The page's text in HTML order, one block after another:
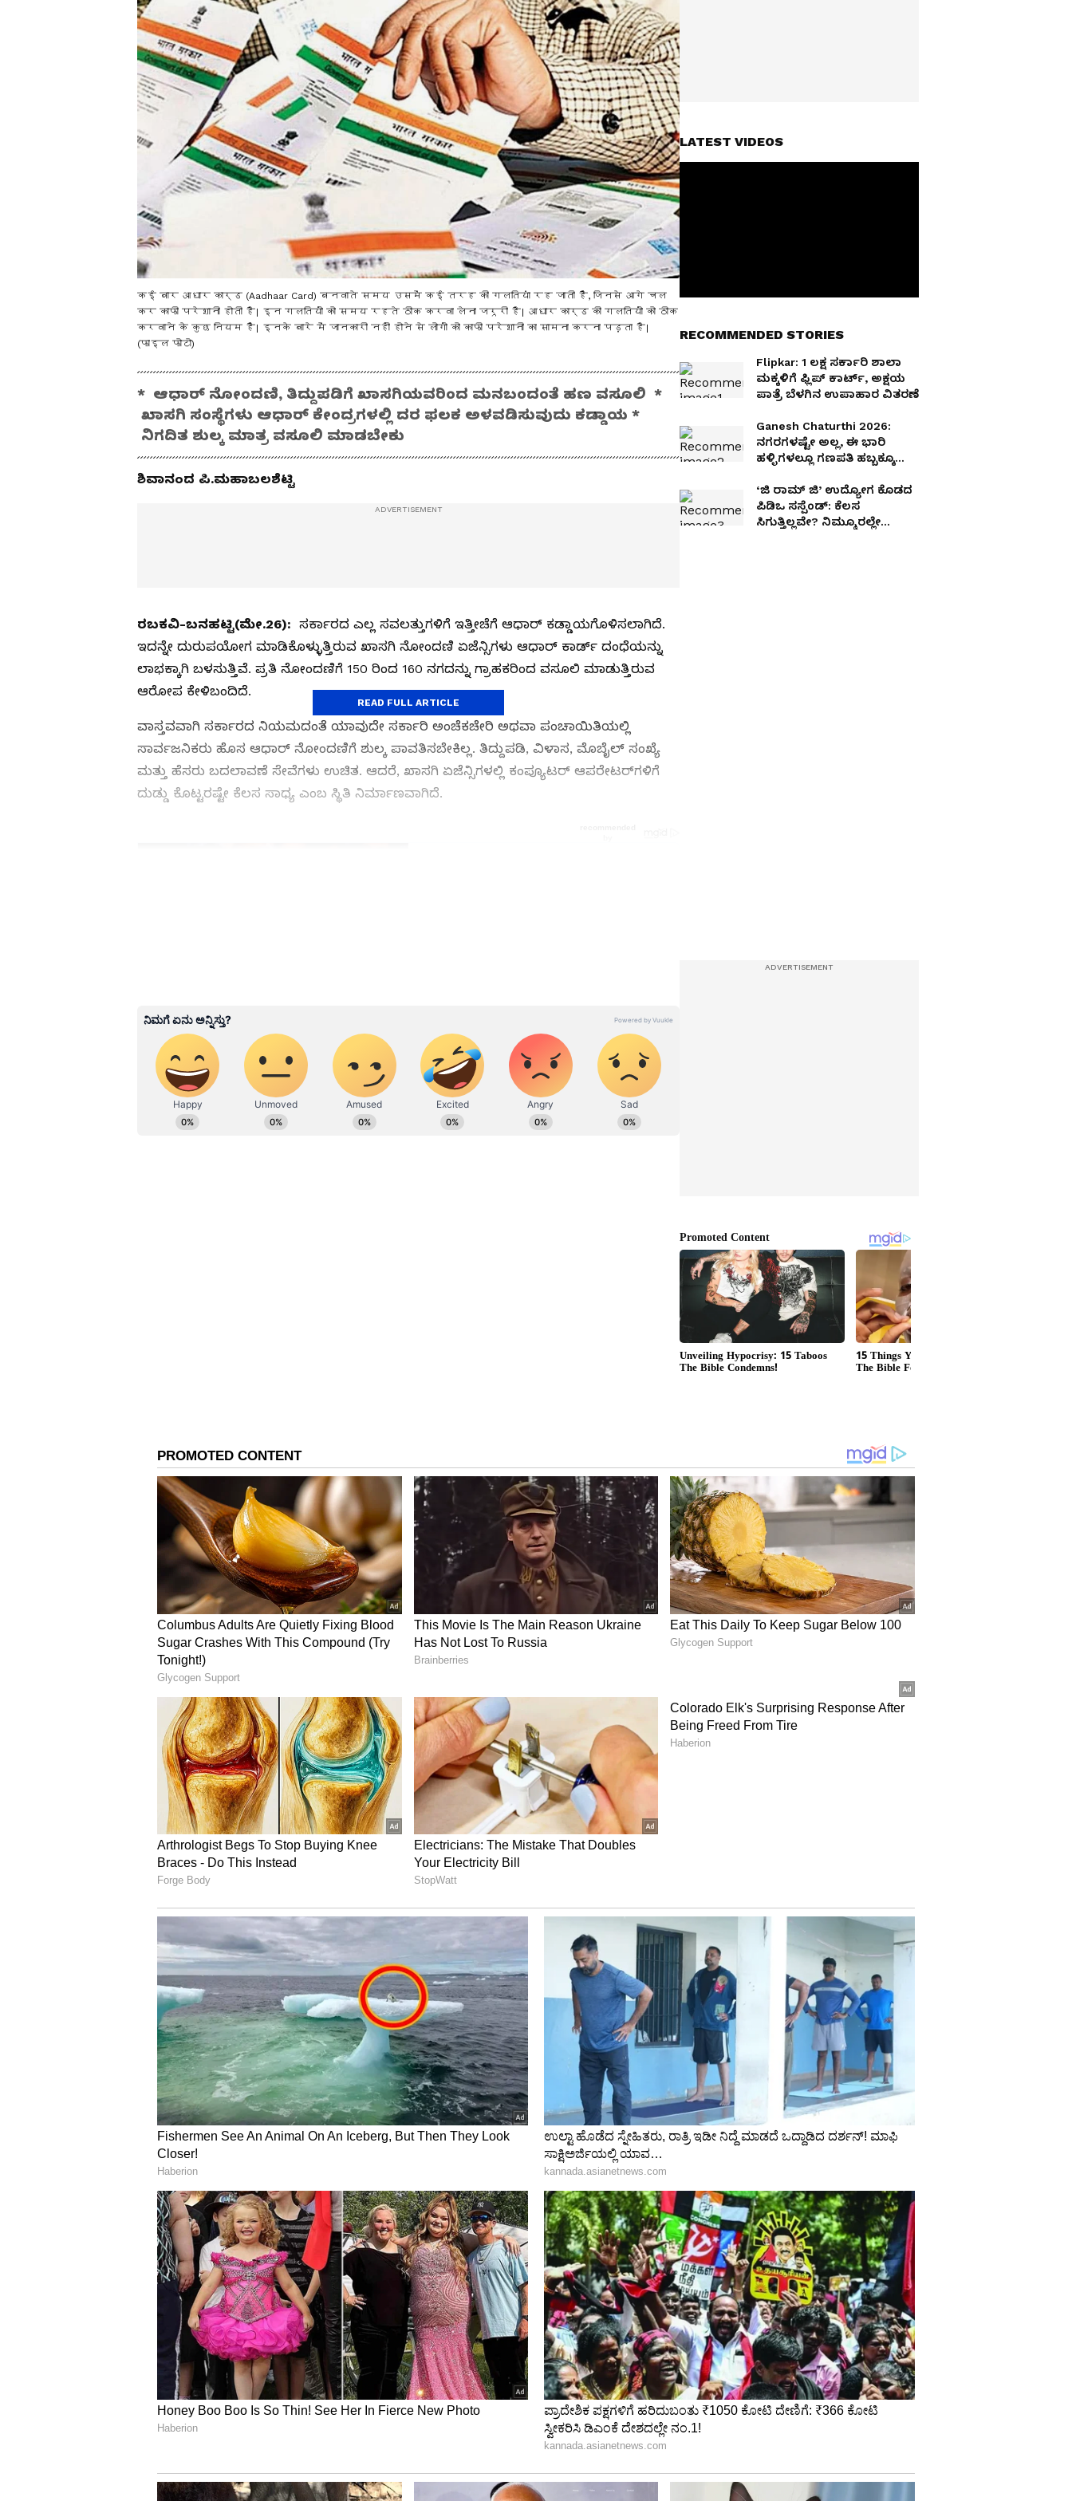
कई बार आधार कार्ड (Aadhaar Card) बनवाते समय उसमें कई तरह की गलतियां रह जाती हैं, जिनसे आगे चल
कर काफी परेशानी होती है। इन गलतियों को समय रहते ठीक करवा लेना जरूरी है। आधार कार्ड की गलतियों को ठीक
करवाने के कुछ नियम हैं। इनके बारे में जानकारी नहीं होने से लोगों को काफी परेशानी का सामना करना पड़ता है।
(फाइल फोटो)
* ಆಧಾರ್‌ ನೋಂದಣಿ, ತಿದ್ದುಪಡಿಗೆ ಖಾಸಗಿಯವರಿಂದ ಮನಬಂದಂತೆ ಹಣ ವಸೂಲಿ *
ಖಾಸಗಿ ಸಂಸ್ಥೆಗಳು ಆಧಾರ್‌ ಕೇಂದ್ರಗಳಲ್ಲಿ ದರ ಫಲಕ ಅಳವಡಿಸುವುದು ಕಡ್ಡಾಯ *
ನಿಗದಿತ ಶುಲ್ಕ ಮಾತ್ರ ವಸೂಲಿ ಮಾಡಬೇಕು
ಶಿವಾನಂದ ಪಿ.ಮಹಾಬಲಶೆಟ್ಟಿ
ರಬಕವಿ-ಬನಹಟ್ಟಿ(ಮೇ.26): ಸರ್ಕಾರದ ಎಲ್ಲ ಸವಲತ್ತುಗಳಿಗೆ ಇತ್ತೀಚೆಗೆ ಆಧಾರ್‌ ಕಡ್ಡಾಯಗೊಳಿಸಲಾಗಿದೆ.
ಇದನ್ನೇ ದುರುಪಯೋಗ ಮಾಡಿಕೊಳ್ಳುತ್ತಿರುವ ಖಾಸಗಿ ನೋಂದಣಿ ಏಜೆನ್ಸಿಗಳು ಆಧಾರ್‌ ಕಾರ್ಡ್‌ ದಂಧೆಯನ್ನು
ಲಾಭಕ್ಕಾಗಿ ಬಳಸುತ್ತಿವೆ. ಪ್ರತಿ ನೋಂದಣಿಗೆ 150 ರಿಂದ 160 ನಗದನ್ನು ಗ್ರಾಹಕರಿಂದ ವಸೂಲಿ ಮಾಡುತ್ತಿರುವ
ಆರೋಪ ಕೇಳಿಬಂದಿದೆ.
ವಾಸ್ತವವಾಗಿ ಸರ್ಕಾರದ ನಿಯಮದಂತೆ ಯಾವುದೇ ಸರ್ಕಾರಿ ಅಂಚೆಕಚೇರಿ ಅಥವಾ ಪಂಚಾಯಿತಿಯಲ್ಲಿ
ಸಾರ್ವಜನಿಕರು ಹೊಸ ಆಧಾರ್‌ ನೋಂದಣಿಗೆ ಶುಲ್ಕ ಪಾವತಿಸಬೇಕಿಲ್ಲ. ತಿದ್ದುಪಡಿ, ವಿಳಾಸ, ಮೊಬೈಲ್‌ ಸಂಖ್ಯೆ
ಮತ್ತು ಹೆಸರು ಬದಲಾವಣೆ ಸೇವೆಗಳು ಉಚಿತ. ಆದರೆ, ಖಾಸಗಿ ಏಜೆನ್ಸಿಗಳಲ್ಲಿ ಕಂಪ್ಯೂಟರ್‌ ಆಪರೇಟರ್‌ಗಳಿಗೆ
ದುಡ್ಡು ಕೊಟ್ಟರಷ್ಟೇ ಕೆಲಸ ಸಾಧ್ಯ ಎಂಬ ಸ್ಥಿತಿ ನಿರ್ಮಾಣವಾಗಿದೆ.
ಹಣ ವಸೂಲಾತಿ ಕುರಿತು ಪ್ರಶ್ನಿಸಿದಾಗ ಪ್ರತಿಕ್ರಿಯಿಸಿದ ಖಾಸಗಿ ನೋಂದಣಿ ಕೇಂದ್ರಗಳ ನಿರ್ವಾಹಕ, ಗುತ್ತಿಗೆ
ಪಡೆದಿರುವ ಏಜೆನ್ಸಿಯವರು ಆರು ತಿಂಗಳಿಗೊಮ್ಮೆ ಮಾತ್ರ ಹಣ ನೀಡುತ್ತಾರೆ. ಅಲ್ಲಿಯವರೆಗೂ ಕಚೇರಿ ನಿರ್ವಹಣೆಗೆ
ಹಣ ಬೇಕಾಗುತ್ತದೆ. ಹೀಗಾಗಿ, ಜನರಿಂದ ಹಣ ವಸೂಲು ಮಾಡುತ್ತಿದ್ದೇವೆ ಎಂಬ ಸಬೂಬು ಹೇಳುತ್ತಾರೆ.
ಗ್ರಾಮೀಣ ಪ್ರದೇಶಗಳಲ್ಲಿ ಪರದಾಟ:
ಗ್ರಾಮಾಂತರ ಪ್ರದೇಶಗಳಲ್ಲಿ ತಮ್ಮ ಮಕ್ಕಳಿಗೆ ಆಧಾರ್‌ ನೋಂದಣಿ ಮಾಡಿಸಲು ಪೋಷಕರು ಪರದಾಡುತ್ತಿರುವ
ದೃಶ್ಯ ಸಾಮಾನ್ಯವಾಗಿದೆ. ಪ್ರತಿ ತಾಲೂಕಿನಲ್ಲೂ ಒಂದು ಗ್ರಾಪಂನಲ್ಲಿ ಮಾತ್ರ ಸರ್ಕಾರದಿಂದ ಆಧಾರ್‌ ನೋಂದಣಿ
ಪ್ರಕ್ರಿಯೆ ನಡೆಯುತ್ತದೆ. ನೋಂದಣಿ ನಡೆಯುವ ಗ್ರಾಪಂಗಳು ಮೇಲಿಂದ ಮೇಲೆ ಬದಲಾಗುತ್ತಲೇ ಇರುತ್ತವೆ.
ನೋಂದಣಿ ಎಲ್ಲಿ ನಡೆಯುತ್ತಿದೆ ಎಂಬ ಮಾಹಿತಿ ಇಲ್ಲದೇ ಜನರು ಪರದಾಡುವಂತಾಗಿದೆ.
Bagalkot: ಮದುವೆಯಾಗಿ ದೇಗುಲಕ್ಕೆ ಬಂದವನ ಬಂಧನ
ಇಂತಹ ಸಂದರ್ಭದಲ್ಲಿ ಖಾಸಗಿ ಏಜೆನ್ಸಿಗಳು ಎಷ್ಟೇ ದುಡ್ಡು ತೆಗೆದುಕೊಂಡರೂ ಆಧಾರ್‌ ಸಿಕ್ಕರೆ ಸಾಕಪ್ಪಾ ಎಂಬ
ಅವಸರದಲ್ಲಿ ಗ್ರಾಮೀಣ ಜನತೆ ಖಾಸಗಿ ಸಂಸ್ಥೆಗಳಲ್ಲಿ ದುಡ್ಡು ಖರ್ಚಾದರೂ ಪರವಾಗಿಲ್ಲ ಎಂದು ಹೆಚ್ಚು ದುಡ್ಡು
ಕೊಟ್ಟು ಆಧಾರ್‌ ಮಾಡಿಸಿಕೊಳ್ಳುತ್ತಿರುವದು ತಾಲೂಕಿನಾದ್ಯಂತ ಸಹಜವಾಗಿದೆ.
ಖಾಸಗಿ ಸಂಸ್ಥೆಗಳು ಆಧಾರ್‌ ಕೇಂದ್ರಗಳಲ್ಲಿ ದರ ಫಲಕ ಅಳವಡಿಸುವುದು ಕಡ್ಡಾಯವಾಗಿದೆ. ಆಧಾರ್‌ ತಿದ್ದುಪಡಿಗೆ
ನಿಗದಿಗಿಂತ ಹೆಚ್ಚು ಹಣ ಪಡೆಯುತ್ತಿರುವುದು ಕೇಳಿಬಂದಿದ್ದು, ನಿಗದಿತ ಶುಲ್ಕ ಮಾತ್ರ ವಸೂಲಿ ಮಾಡಬೇಕು.
ಹೊಸದಾಗಿ ಆಧಾರ್‌ ನೋಂದಣಿ ಮಾಡಿಕೊಳ್ಳುತ್ತಿದ್ದರೆ ಉಚಿತವಾಗಿ ಸೇವೆ ಒದಗಿಸಬೇಕು. ಇಲ್ಲವಾದಲ್ಲಿ ಅಂಥ
ಸಂಸ್ಥೆಯನ್ನು ಕಪ್ಪುಪಟ್ಟಿಗೆ ಸೇರಿಸಲಾಗುವುದು ಅಂತ ರಬಕವಿ-ಬನಹಟ್ಟಿ ತಹಸೀಲ್ದಾರ ಸಂಜಯ ಇಂಗಳೆ
ತಿಳಿಸಿದ್ದಾರೆ.
READ FULL ARTICLE
LATEST VIDEOS
RECOMMENDED STORIES
Flipkar: 1 ಲಕ್ಷ ಸರ್ಕಾರಿ ಶಾಲಾ
ಮಕ್ಕಳಿಗೆ ಫ್ಲಿಪ್‌ ಕಾರ್ಟ್, ಅಕ್ಷಯ
ಪಾತ್ರೆ ಬೆಳಗಿನ ಉಪಾಹಾರ ವಿತರಣೆ
Ganesh Chaturthi 2026:
ನಗರಗಳಷ್ಟೇ ಅಲ್ಲ, ಈ ಭಾರಿ
ಹಳ್ಳಿಗಳಲ್ಲೂ ಗಣಪತಿ ಹಬ್ಬಕ್ಕೂ
ಪಾಲಿಸಲೇಬೇಕು!
‘ಜಿ ರಾಮ್‌ ಜಿ’ ಉದ್ಯೋಗ ಕೊಡದ
ಪಿಡಿಒ ಸಸ್ಪೆಂಡ್‌: ಕೆಲಸ
ಸಿಗುತ್ತಿಲ್ಲವೇ? ನಿಮ್ಮೂರಲ್ಲೇ